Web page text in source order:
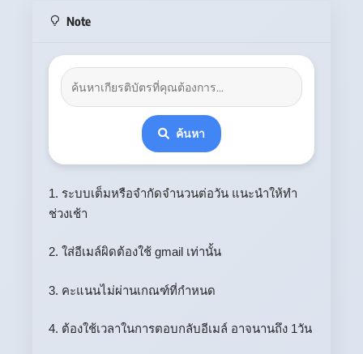
Note
ค้นหา
1. ระบบเต็มหรือจำกัดจำนวนต่อวัน แนะนำให้ทำ
ช่วงเช้า
2. ใส่อีเมล์ผิดต้องใช้ gmail เท่านั้น
3. คะแนนไม่ผ่านเกณฑ์ที่กำหนด
4. ต้องใช้เวลาในการตอบกลับอีเมล์ อาจนานถึง 1วัน